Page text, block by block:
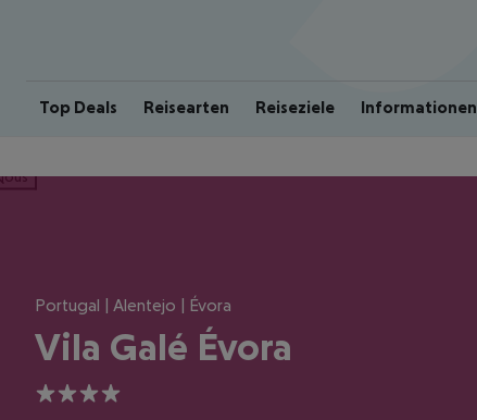
Top Deals Reisearten Reiseziele Informationen
Portugal | Alentejo | Évora
Vila Galé Évora
4